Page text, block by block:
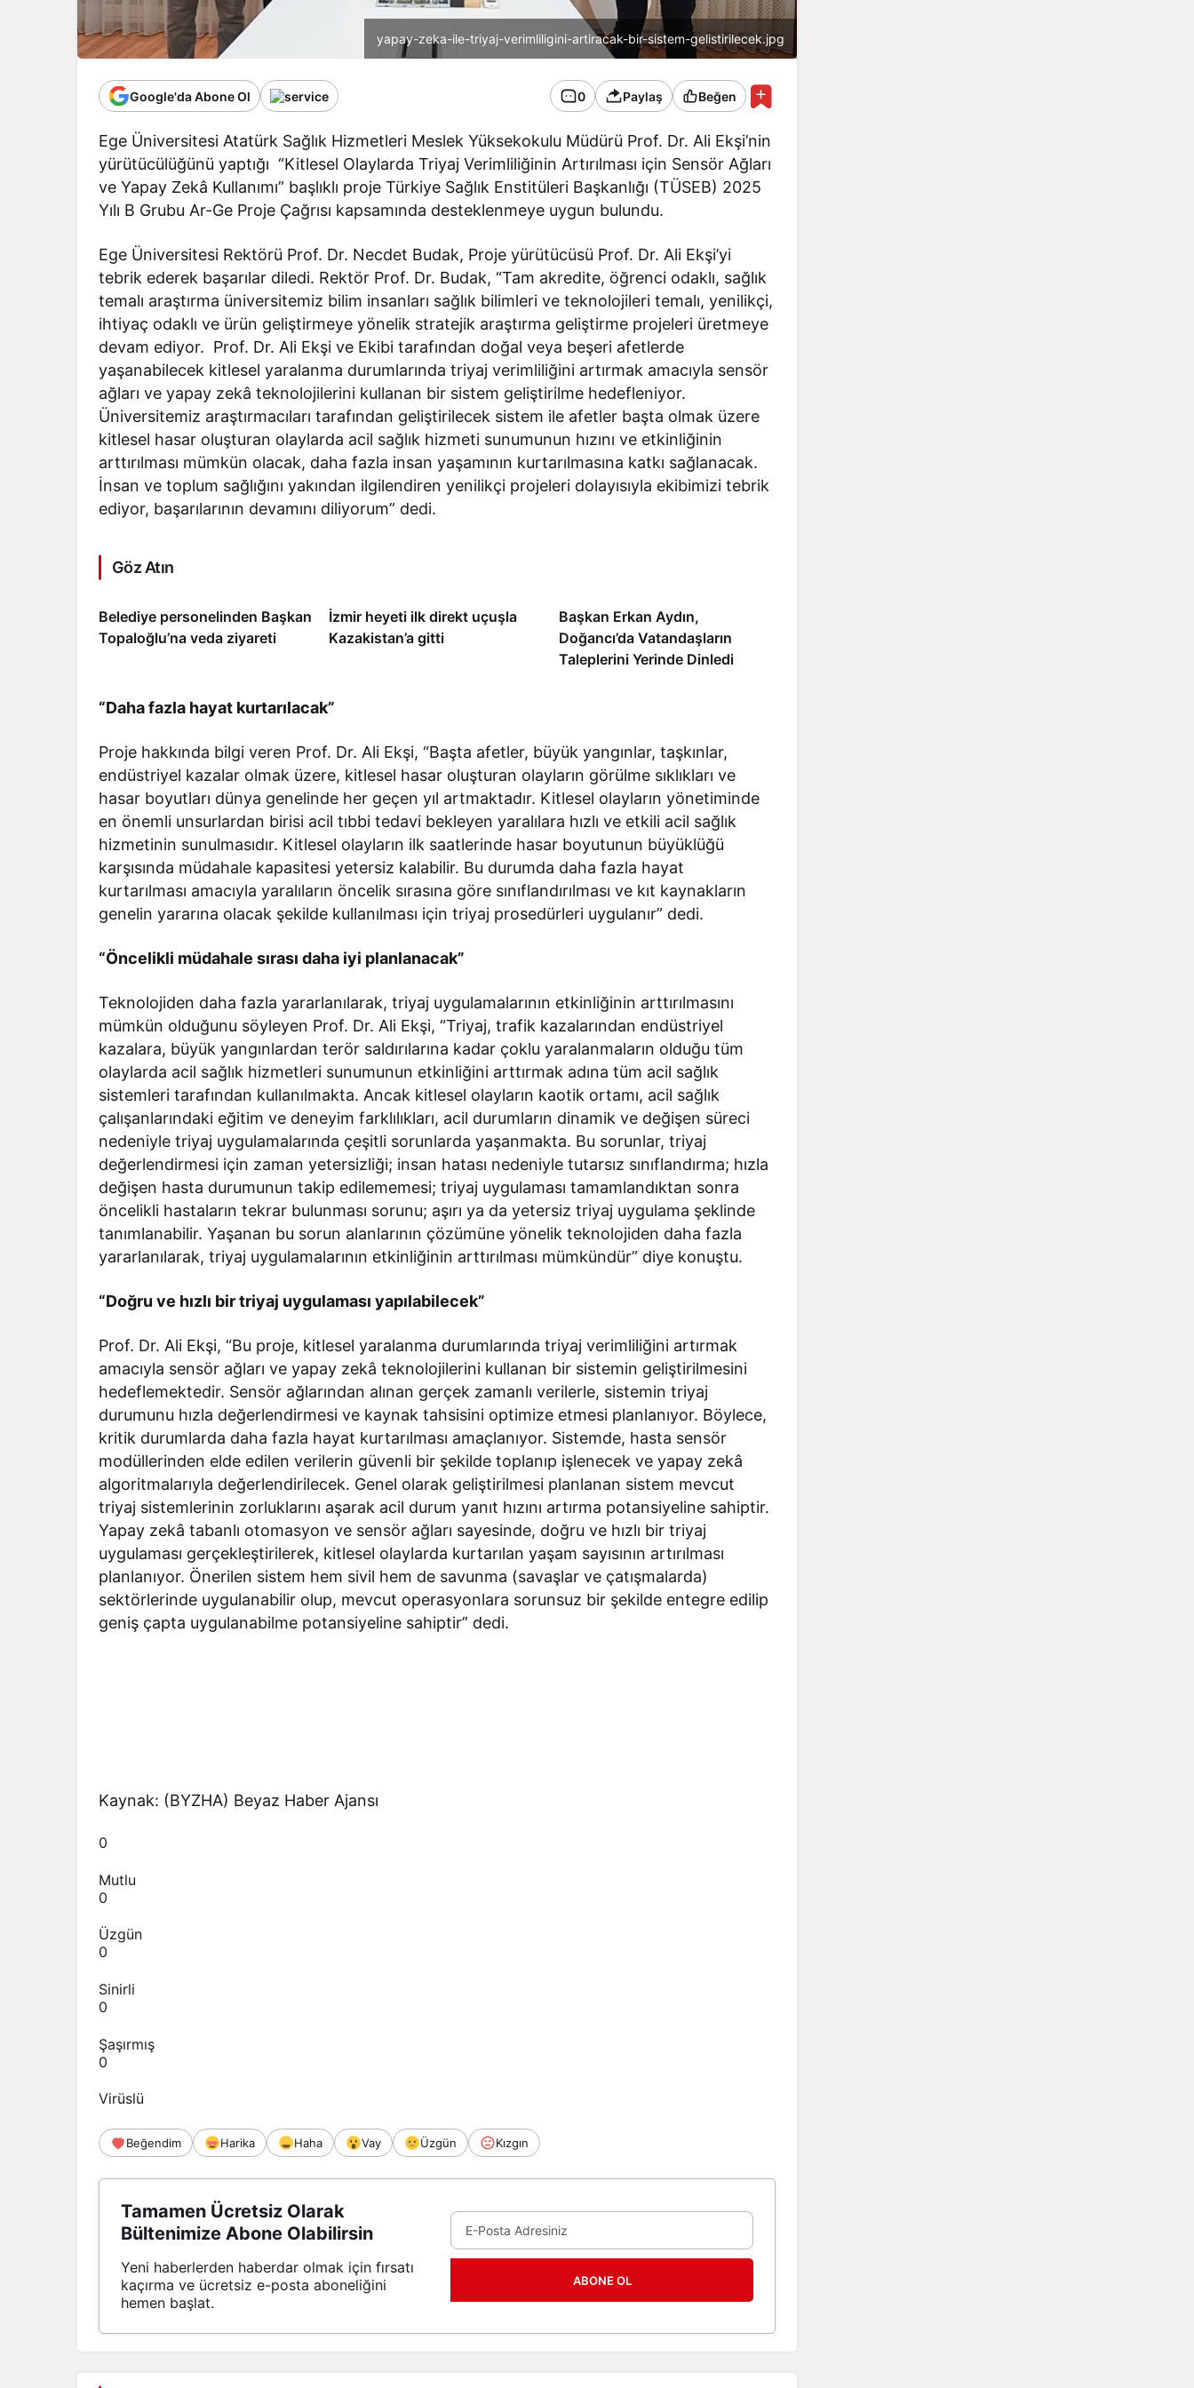
yapay-zeka-ile-triyaj-verimliligini-artiracak-bir-sistem-gelistirilecek.jpg
Google'da Abone Ol 0 Paylaş Beğen
Ege Üniversitesi Atatürk Sağlık Hizmetleri Meslek Yüksekokulu Müdürü Prof. Dr. Ali Ekşi’nin
yürütücülüğünü yaptığı “Kitlesel Olaylarda Triyaj Verimliliğinin Artırılması için Sensör Ağları
ve Yapay Zekâ Kullanımı” başlıklı proje Türkiye Sağlık Enstitüleri Başkanlığı (TÜSEB) 2025
Yılı B Grubu Ar-Ge Proje Çağrısı kapsamında desteklenmeye uygun bulundu.
Ege Üniversitesi Rektörü Prof. Dr. Necdet Budak, Proje yürütücüsü Prof. Dr. Ali Ekşi’yi
tebrik ederek başarılar diledi. Rektör Prof. Dr. Budak, “Tam akredite, öğrenci odaklı, sağlık
temalı araştırma üniversitemiz bilim insanları sağlık bilimleri ve teknolojileri temalı, yenilikçi,
ihtiyaç odaklı ve ürün geliştirmeye yönelik stratejik araştırma geliştirme projeleri üretmeye
devam ediyor. Prof. Dr. Ali Ekşi ve Ekibi tarafından doğal veya beşeri afetlerde
yaşanabilecek kitlesel yaralanma durumlarında triyaj verimliliğini artırmak amacıyla sensör
ağları ve yapay zekâ teknolojilerini kullanan bir sistem geliştirilme hedefleniyor.
Üniversitemiz araştırmacıları tarafından geliştirilecek sistem ile afetler başta olmak üzere
kitlesel hasar oluşturan olaylarda acil sağlık hizmeti sunumunun hızını ve etkinliğinin
arttırılması mümkün olacak, daha fazla insan yaşamının kurtarılmasına katkı sağlanacak.
İnsan ve toplum sağlığını yakından ilgilendiren yenilikçi projeleri dolayısıyla ekibimizi tebrik
ediyor, başarılarının devamını diliyorum” dedi.
Göz Atın
Belediye personelinden Başkan
Topaloğlu’na veda ziyareti
İzmir heyeti ilk direkt uçuşla
Kazakistan’a gitti
Başkan Erkan Aydın,
Doğancı’da Vatandaşların
Taleplerini Yerinde Dinledi
“Daha fazla hayat kurtarılacak”
Proje hakkında bilgi veren Prof. Dr. Ali Ekşi, “Başta afetler, büyük yangınlar, taşkınlar,
endüstriyel kazalar olmak üzere, kitlesel hasar oluşturan olayların görülme sıklıkları ve
hasar boyutları dünya genelinde her geçen yıl artmaktadır. Kitlesel olayların yönetiminde
en önemli unsurlardan birisi acil tıbbi tedavi bekleyen yaralılara hızlı ve etkili acil sağlık
hizmetinin sunulmasıdır. Kitlesel olayların ilk saatlerinde hasar boyutunun büyüklüğü
karşısında müdahale kapasitesi yetersiz kalabilir. Bu durumda daha fazla hayat
kurtarılması amacıyla yaralıların öncelik sırasına göre sınıflandırılması ve kıt kaynakların
genelin yararına olacak şekilde kullanılması için triyaj prosedürleri uygulanır” dedi.
“Öncelikli müdahale sırası daha iyi planlanacak”
Teknolojiden daha fazla yararlanılarak, triyaj uygulamalarının etkinliğinin arttırılmasını
mümkün olduğunu söyleyen Prof. Dr. Ali Ekşi, “Triyaj, trafik kazalarından endüstriyel
kazalara, büyük yangınlardan terör saldırılarına kadar çoklu yaralanmaların olduğu tüm
olaylarda acil sağlık hizmetleri sunumunun etkinliğini arttırmak adına tüm acil sağlık
sistemleri tarafından kullanılmakta. Ancak kitlesel olayların kaotik ortamı, acil sağlık
çalışanlarındaki eğitim ve deneyim farklılıkları, acil durumların dinamik ve değişen süreci
nedeniyle triyaj uygulamalarında çeşitli sorunlarda yaşanmakta. Bu sorunlar, triyaj
değerlendirmesi için zaman yetersizliği; insan hatası nedeniyle tutarsız sınıflandırma; hızla
değişen hasta durumunun takip edilememesi; triyaj uygulaması tamamlandıktan sonra
öncelikli hastaların tekrar bulunması sorunu; aşırı ya da yetersiz triyaj uygulama şeklinde
tanımlanabilir. Yaşanan bu sorun alanlarının çözümüne yönelik teknolojiden daha fazla
yararlanılarak, triyaj uygulamalarının etkinliğinin arttırılması mümkündür” diye konuştu.
“Doğru ve hızlı bir triyaj uygulaması yapılabilecek”
Prof. Dr. Ali Ekşi, “Bu proje, kitlesel yaralanma durumlarında triyaj verimliliğini artırmak
amacıyla sensör ağları ve yapay zekâ teknolojilerini kullanan bir sistemin geliştirilmesini
hedeflemektedir. Sensör ağlarından alınan gerçek zamanlı verilerle, sistemin triyaj
durumunu hızla değerlendirmesi ve kaynak tahsisini optimize etmesi planlanıyor. Böylece,
kritik durumlarda daha fazla hayat kurtarılması amaçlanıyor. Sistemde, hasta sensör
modüllerinden elde edilen verilerin güvenli bir şekilde toplanıp işlenecek ve yapay zekâ
algoritmalarıyla değerlendirilecek. Genel olarak geliştirilmesi planlanan sistem mevcut
triyaj sistemlerinin zorluklarını aşarak acil durum yanıt hızını artırma potansiyeline sahiptir.
Yapay zekâ tabanlı otomasyon ve sensör ağları sayesinde, doğru ve hızlı bir triyaj
uygulaması gerçekleştirilerek, kitlesel olaylarda kurtarılan yaşam sayısının artırılması
planlanıyor. Önerilen sistem hem sivil hem de savunma (savaşlar ve çatışmalarda)
sektörlerinde uygulanabilir olup, mevcut operasyonlara sorunsuz bir şekilde entegre edilip
geniş çapta uygulanabilme potansiyeline sahiptir” dedi.
Kaynak: (BYZHA) Beyaz Haber Ajansı
0
Mutlu
0
Üzgün
0
Sinirli
0
Şaşırmış
0
Virüslü
Beğendim Harika Haha Vay Üzgün Kızgın
Tamamen Ücretsiz Olarak
Bültenimize Abone Olabilirsin
Yeni haberlerden haberdar olmak için fırsatı
kaçırma ve ücretsiz e-posta aboneliğini
hemen başlat.
ABONE OL